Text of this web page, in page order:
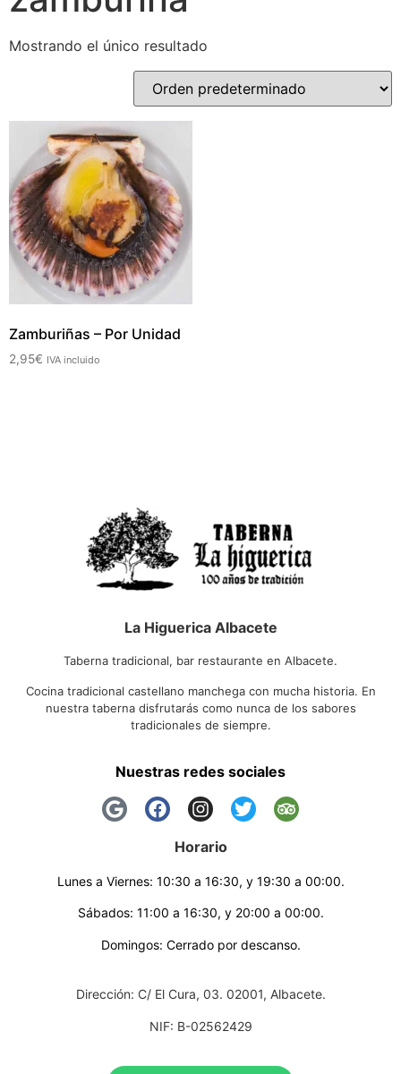
Mostrando el único resultado
Zamburiñas – Por Unidad
2,95€ IVA incluido
La Higuerica Albacete
Taberna tradicional, bar restaurante en Albacete.
Cocina tradicional castellano manchega con mucha historia. En
nuestra taberna disfrutarás como nunca de los sabores
tradicionales de siempre.
Nuestras redes sociales
Horario
Lunes a Viernes: 10:30 a 16:30, y 19:30 a 00:00.
Sábados: 11:00 a 16:30, y 20:00 a 00:00.
Domingos: Cerrado por descanso.
Dirección: C/ El Cura, 03. 02001, Albacete.
NIF: B-02562429